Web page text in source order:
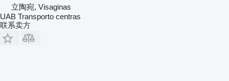
立陶宛, Visaginas
UAB Transporto centras
联系卖方